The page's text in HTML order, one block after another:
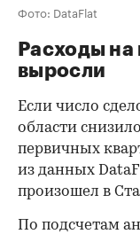
Фото: DataFlat
Расходы на
выросли
Если число
области
первичных
из данных
произошел в
По подсчетам